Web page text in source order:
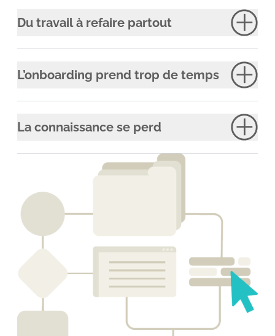
Du travail à refaire partout
L’onboarding prend trop de temps
La connaissance se perd